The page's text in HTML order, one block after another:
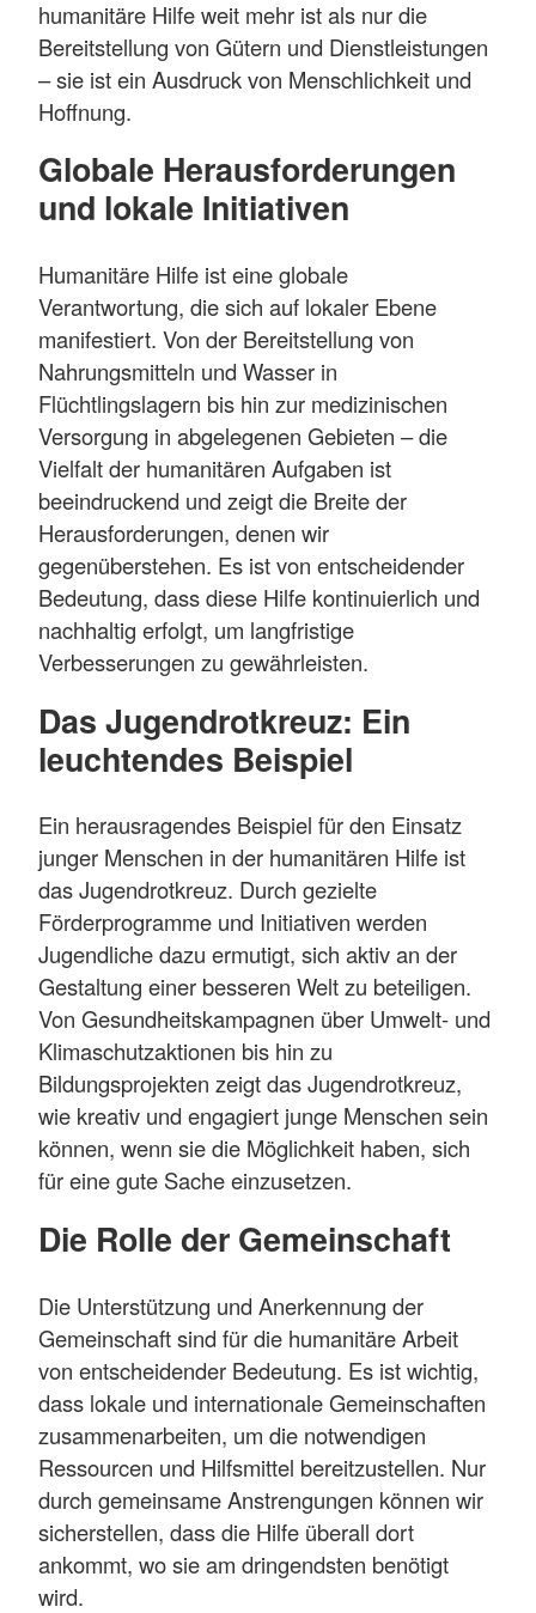
humanitäre Hilfe weit mehr ist als nur die
Bereitstellung von Gütern und Dienstleistungen
– sie ist ein Ausdruck von Menschlichkeit und
Hoffnung.
Globale Herausforderungen
und lokale Initiativen
Humanitäre Hilfe ist eine globale
Verantwortung, die sich auf lokaler Ebene
manifestiert. Von der Bereitstellung von
Nahrungsmitteln und Wasser in
Flüchtlingslagern bis hin zur medizinischen
Versorgung in abgelegenen Gebieten – die
Vielfalt der humanitären Aufgaben ist
beeindruckend und zeigt die Breite der
Herausforderungen, denen wir
gegenüberstehen. Es ist von entscheidender
Bedeutung, dass diese Hilfe kontinuierlich und
nachhaltig erfolgt, um langfristige
Verbesserungen zu gewährleisten.
Das Jugendrotkreuz: Ein
leuchtendes Beispiel
Ein herausragendes Beispiel für den Einsatz
junger Menschen in der humanitären Hilfe ist
das Jugendrotkreuz. Durch gezielte
Förderprogramme und Initiativen werden
Jugendliche dazu ermutigt, sich aktiv an der
Gestaltung einer besseren Welt zu beteiligen.
Von Gesundheitskampagnen über Umwelt- und
Klimaschutzaktionen bis hin zu
Bildungsprojekten zeigt das Jugendrotkreuz,
wie kreativ und engagiert junge Menschen sein
können, wenn sie die Möglichkeit haben, sich
für eine gute Sache einzusetzen.
Die Rolle der Gemeinschaft
Die Unterstützung und Anerkennung der
Gemeinschaft sind für die humanitäre Arbeit
von entscheidender Bedeutung. Es ist wichtig,
dass lokale und internationale Gemeinschaften
zusammenarbeiten, um die notwendigen
Ressourcen und Hilfsmittel bereitzustellen. Nur
durch gemeinsame Anstrengungen können wir
sicherstellen, dass die Hilfe überall dort
ankommt, wo sie am dringendsten benötigt
wird.